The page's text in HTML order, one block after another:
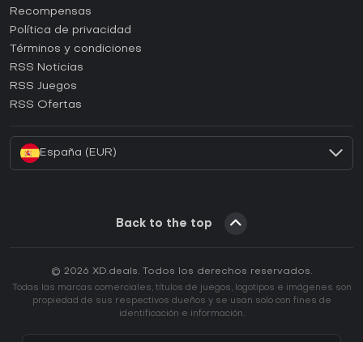
¿Cómo activar una CD Key de Steam?
¿Cómo activar una CD Key de Epic Games?
¿Cómo activar una CD Key de GOG?
¿Cómo activar una CD Key de Ubisoft Connect?
Recompensas
Política de privacidad
Términos y condiciones
RSS Noticias
RSS Juegos
RSS Ofertas
España (EUR)
Back to the top
© 2026 XD.deals. Todos los derechos reservados.
Todas las marcas comerciales, títulos de juegos, logotipos e imágenes son
propiedad de sus respectivos dueños y se usan solo con fines de
identificación e información.